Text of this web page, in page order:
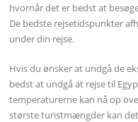
hvornår det er bedst at
De bedste rejsetidspunkter
under din rejse.
Hvis du ønsker at undgå de
bedst at undgå at rejse til
temperaturerne kan nå op
største turistmængder kan